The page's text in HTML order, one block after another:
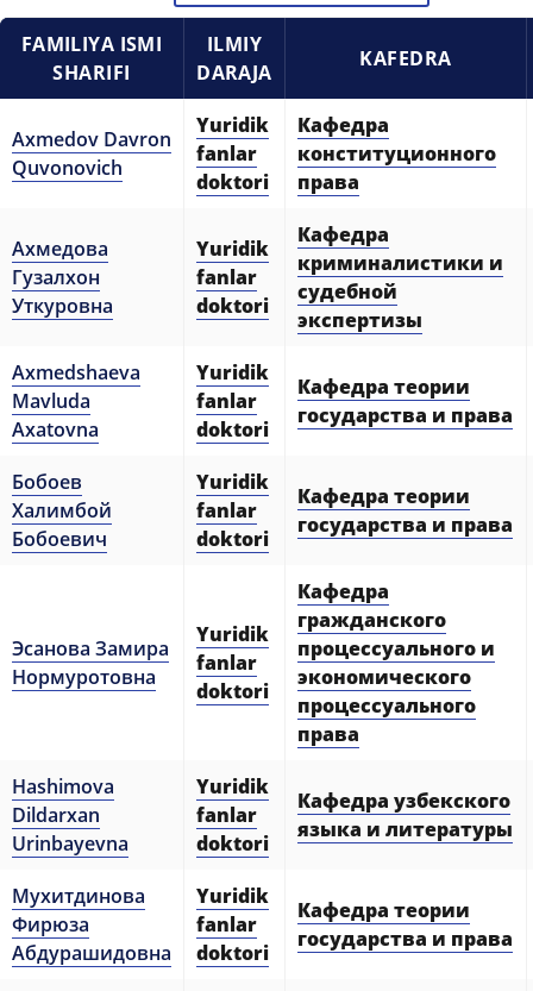
FAMILIYA ISMI
SHARIFI
ILMIY
DARAJA
KAFEDRA
Axmedov Davron
Quvonovich
Yuridik
fanlar
doktori
Кафедра
конституционного
права
Ахмедова
Гузалхон
Уткуровна
Yuridik
fanlar
doktori
Кафедра
криминалистики и
судебной
экспертизы
Axmedshaeva
Mavluda
Axatovna
Yuridik
fanlar
doktori
Кафедра теории
государства и права
Бобоев
Халимбой
Бобоевич
Yuridik
fanlar
doktori
Кафедра теории
государства и права
Эсанова Замира
Нормуротовна
Yuridik
fanlar
doktori
Кафедра
гражданского
процессуального и
экономического
процессуального
права
Hashimova
Dildarxan
Urinbayevna
Yuridik
fanlar
doktori
Кафедра узбекского
языка и литературы
Мухитдинова
Фирюза
Абдурашидовна
Yuridik
fanlar
doktori
Кафедра теории
государства и права
8. Квота (бакалавриат) (1)
✉️ Написать администратору